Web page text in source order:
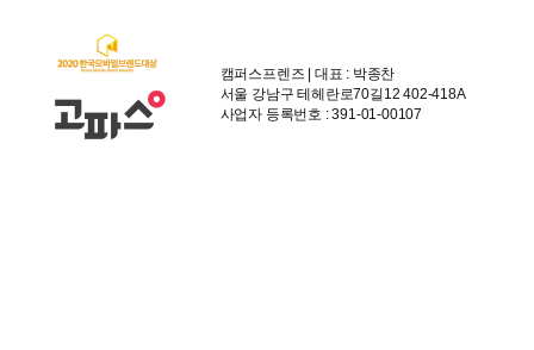
캠퍼스프렌즈 | 대표 : 박종찬
서울 강남구 테헤란로70길12 402-418A
사업자 등록번호 : 391-01-00107